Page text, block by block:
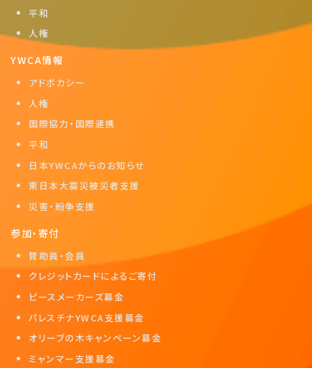
平和
人権
YWCA情報
アドボカシー
人権
国際協力・国際連携
平和
日本YWCAからのお知らせ
東日本大震災被災者支援
災害・紛争支援
参加・寄付
賛助員・会員
クレジットカードによるご寄付
ピースメーカーズ募金
パレスチナYWCA支援募金
オリーブの木キャンペーン募金
ミャンマー支援募金